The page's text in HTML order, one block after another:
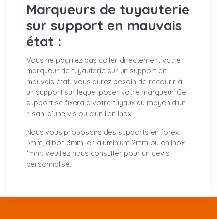
Marqueurs de tuyauterie
sur support en mauvais
état :
Vous ne pourrez pas coller directement votre
marqueur de tuyauterie sur un support en
mauvais état. Vous aurez besoin de recourir à
un support sur lequel poser votre marqueur. Ce
support se fixera à votre tuyaux au moyen d'un
rilsan, d'une vis ou d'un lien inox.
Nous vous proposons des supports en forex
3mm, dibon 3mm, en aluminium 2mm ou en inox
1mm. Veuillez nous consulter pour un devis
personnalisé.